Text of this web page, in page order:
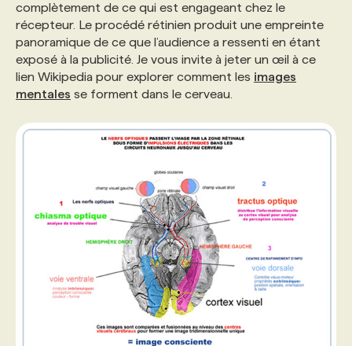
complètement de ce qui est engageant chez le
récepteur. Le procédé rétinien produit une empreinte
panoramique de ce que l’audience a ressenti en étant
exposé à la publicité. Je vous invite à jeter un œil à ce
lien Wikipedia pour explorer comment les images
mentales se forment dans le cerveau.